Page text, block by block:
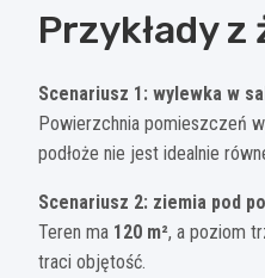
Przykłady
Scenariusz 1: wylewka w
Powierzchnia pomieszczeń
podłoże nie jest idealnie
Scenariusz 2: ziemia pod
Teren ma 120 m², a poziom
traci objętość.